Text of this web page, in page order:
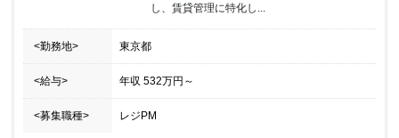
し、賃貸管理に特化し...
<勤務地> 東京都
<給与> 年収 532万円 ～
<募集職種> レジPM